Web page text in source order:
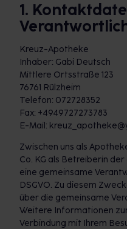
1.
Kreuz-Apotheke
Inhaber: Gabi Deutsch
Mittlere Ortsstraße 123
76761 Rülzheim
Telefon: 072728352
Fax: +4949727273783
E-Mail:
Zwischen uns als
Co. KG als Betreiberin
eine gemeinsame
DSGVO. Zu diesem
über die gemeinsame
Weitere Informationen
Verbindung mit Ihrem